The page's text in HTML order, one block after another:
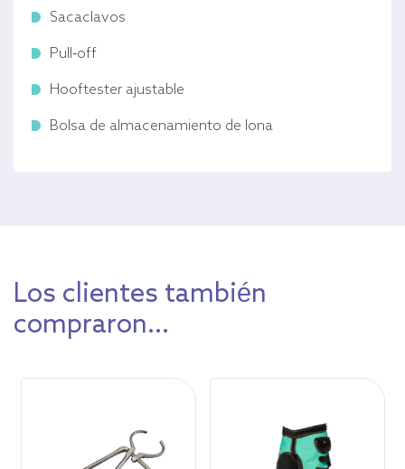
Sacaclavos
Pull-off
Hooftester ajustable
Bolsa de almacenamiento de lona
Los clientes también
compraron...